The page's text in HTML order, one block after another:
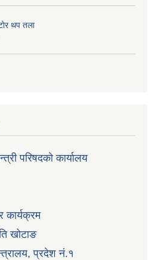
थप तला
परिषदको कार्यालय
कार्यक्रम
खोटाङ
प्रदेश नं.१